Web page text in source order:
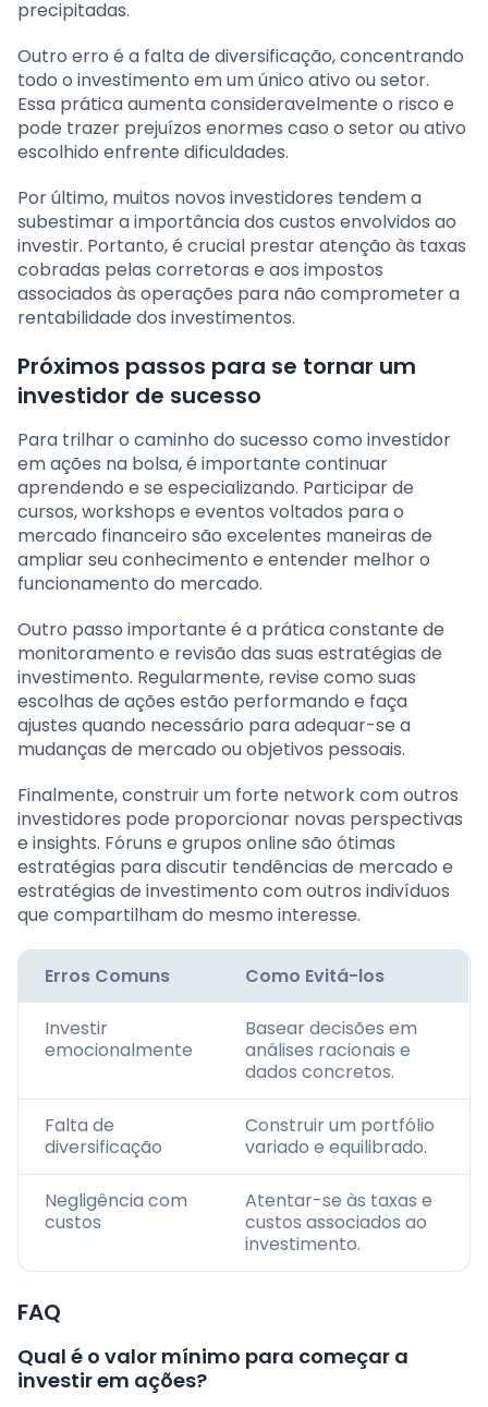
precipitadas.
Outro erro é a falta de diversificação, concentrando
todo o investimento em um único ativo ou setor.
Essa prática aumenta consideravelmente o risco e
pode trazer prejuízos enormes caso o setor ou ativo
escolhido enfrente dificuldades.
Por último, muitos novos investidores tendem a
subestimar a importância dos custos envolvidos ao
investir. Portanto, é crucial prestar atenção às taxas
cobradas pelas corretoras e aos impostos
associados às operações para não comprometer a
rentabilidade dos investimentos.
Próximos passos para se tornar um
investidor de sucesso
Para trilhar o caminho do sucesso como investidor
em ações na bolsa, é importante continuar
aprendendo e se especializando. Participar de
cursos, workshops e eventos voltados para o
mercado financeiro são excelentes maneiras de
ampliar seu conhecimento e entender melhor o
funcionamento do mercado.
Outro passo importante é a prática constante de
monitoramento e revisão das suas estratégias de
investimento. Regularmente, revise como suas
escolhas de ações estão performando e faça
ajustes quando necessário para adequar-se a
mudanças de mercado ou objetivos pessoais.
Finalmente, construir um forte network com outros
investidores pode proporcionar novas perspectivas
e insights. Fóruns e grupos online são ótimas
estratégias para discutir tendências de mercado e
estratégias de investimento com outros indivíduos
que compartilham do mesmo interesse.
Erros Comuns Como Evitá-los
Investir
emocionalmente
Basear decisões em
análises racionais e
dados concretos.
Falta de
diversificação
Construir um portfólio
variado e equilibrado.
Negligência com
custos
Atentar-se às taxas e
custos associados ao
investimento.
FAQ
Qual é o valor mínimo para começar a
investir em ações?